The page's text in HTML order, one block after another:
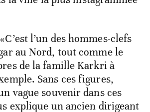
l’un des hommes-clefs
au Nord, tout comme le
de la famille Karkri à
Sans ces figures,
vague souvenir dans ces
explique un ancien dirigeant